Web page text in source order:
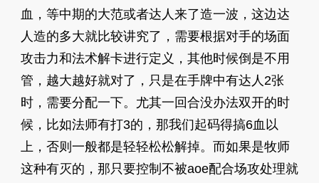
血，等中期的大范或者达人来了造一波，这边达
人造的多大就比较讲究了，需要根据对手的场面
攻击力和法术解卡进行定义，其他时候倒是不用
管，越大越好就对了，只是在手牌中有达人2张
时，需要分配一下。尤其一回合没办法双开的时
候，比如法师有打3的，那我们起码得搞6血以
上，否则一般都是轻轻松松解掉。而如果是牧师
这种有灭的，那只要控制不被aoe配合场攻处理就